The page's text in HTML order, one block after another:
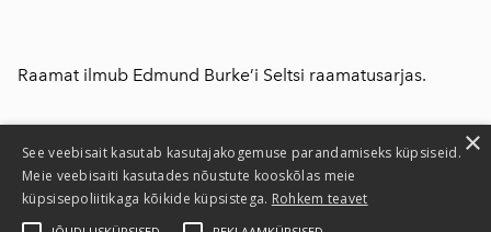
Raamat ilmub Edmund Burke’i Seltsi raamatusarjas.
Privaatsusteatis
×
See veebisait kasutab kasutajakogemuse parandamiseks küpsiseid.
Meie veebisaiti kasutades nõustute kooskõlas meie
küpsisepoliitikaga kõikide küpsistega. Rohkem teavet